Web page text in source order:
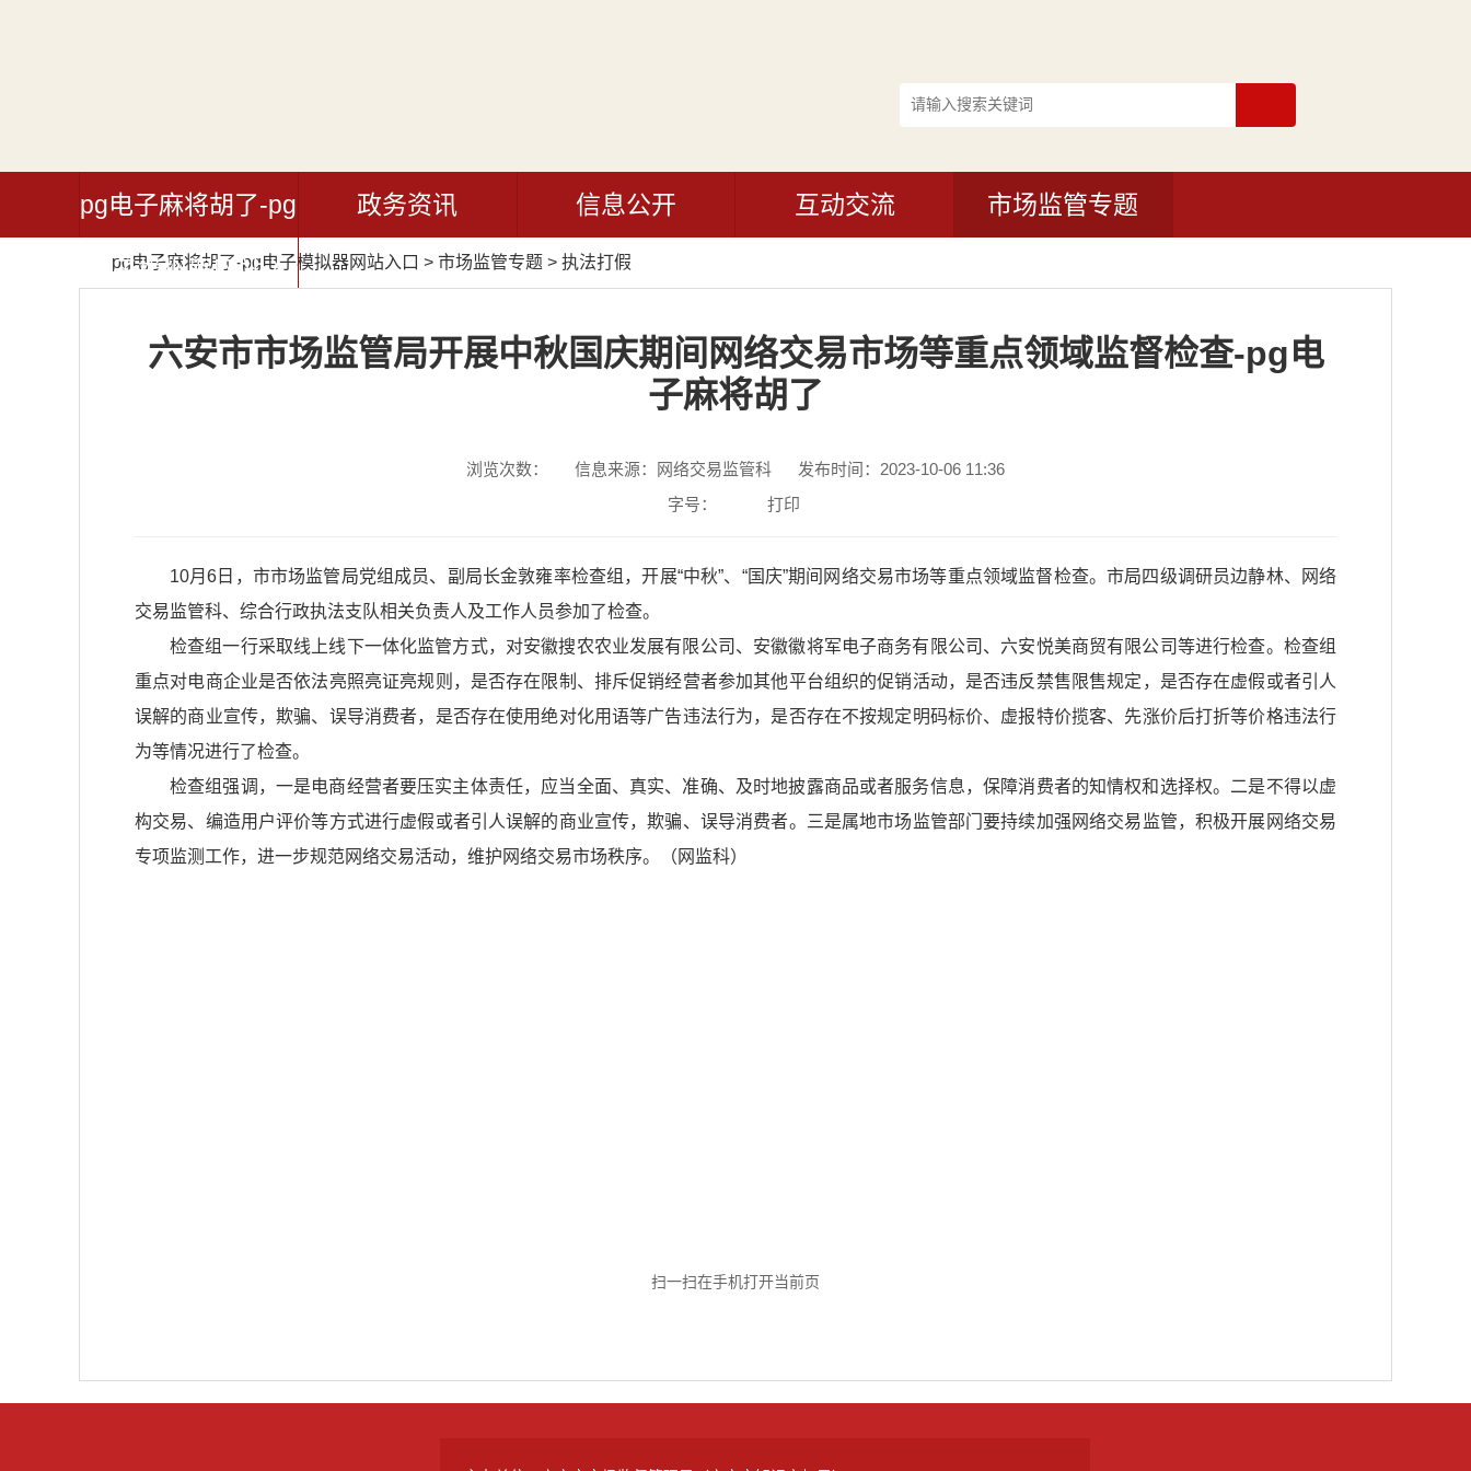
pg电子麻将胡了-pg
电子模拟器网站入
口
政务资讯 信息公开 互动交流 市场监管专题
pg电子麻将胡了-pg电子模拟器网站入口 > 市场监管专题 > 执法打假
六安市市场监管局开展中秋国庆期间网络交易市场等重点领域监督检查-pg电
子麻将胡了
浏览次数： 信息来源：网络交易监管科
发布时间：2023-10-06 11:36
字号：
打印
10月6日，市市场监管局党组成员、副局长金敦雍率检查组，开展“中秋”、“国庆”期间网络交易市场等重点领域监督检查。市局四级调研员边静林、网络
交易监管科、综合行政执法支队相关负责人及工作人员参加了检查。
检查组一行采取线上线下一体化监管方式，对安徽搜农农业发展有限公司、安徽徽将军电子商务有限公司、六安悦美商贸有限公司等进行检查。检查组
重点对电商企业是否依法亮照亮证亮规则，是否存在限制、排斥促销经营者参加其他平台组织的促销活动，是否违反禁售限售规定，是否存在虚假或者引人
误解的商业宣传，欺骗、误导消费者，是否存在使用绝对化用语等广告违法行为，是否存在不按规定明码标价、虚报特价揽客、先涨价后打折等价格违法行
为等情况进行了检查。
检查组强调，一是电商经营者要压实主体责任，应当全面、真实、准确、及时地披露商品或者服务信息，保障消费者的知情权和选择权。二是不得以虚
构交易、编造用户评价等方式进行虚假或者引人误解的商业宣传，欺骗、误导消费者。三是属地市场监管部门要持续加强网络交易监管，积极开展网络交易
专项监测工作，进一步规范网络交易活动，维护网络交易市场秩序。（网监科）
扫一扫在手机打开当前页